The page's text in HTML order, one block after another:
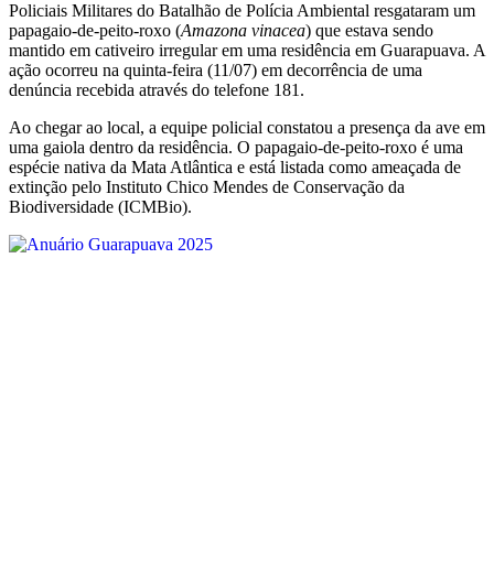
Policiais Militares do Batalhão de Polícia Ambiental resgataram um
papagaio-de-peito-roxo (Amazona vinacea) que estava sendo
mantido em cativeiro irregular em uma residência em Guarapuava. A
ação ocorreu na quinta-feira (11/07) em decorrência de uma
denúncia recebida através do telefone 181.
Ao chegar ao local, a equipe policial constatou a presença da ave em
uma gaiola dentro da residência. O papagaio-de-peito-roxo é uma
espécie nativa da Mata Atlântica e está listada como ameaçada de
extinção pelo Instituto Chico Mendes de Conservação da
Biodiversidade (ICMBio).